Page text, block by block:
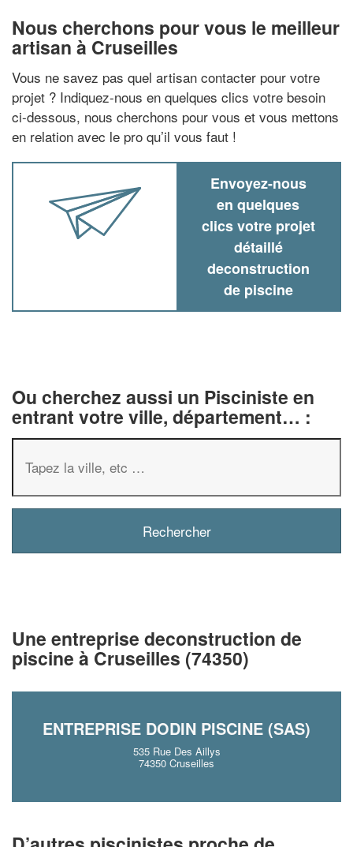
Nous cherchons pour vous le meilleur
artisan à Cruseilles
Vous ne savez pas quel artisan contacter pour votre
projet ? Indiquez-nous en quelques clics votre besoin
ci-dessous, nous cherchons pour vous et vous mettons
en relation avec le pro qu’il vous faut !
Envoyez-nous
en quelques
clics votre projet
détaillé
deconstruction
de piscine
Ou cherchez aussi un Pisciniste en
entrant votre ville, département… :
Une entreprise deconstruction de
piscine à Cruseilles (74350)
ENTREPRISE DODIN PISCINE (SAS)
535 Rue Des Aillys
74350 Cruseilles
Vous êtes un
vos
tout en gagnant de
nouveaux clients!